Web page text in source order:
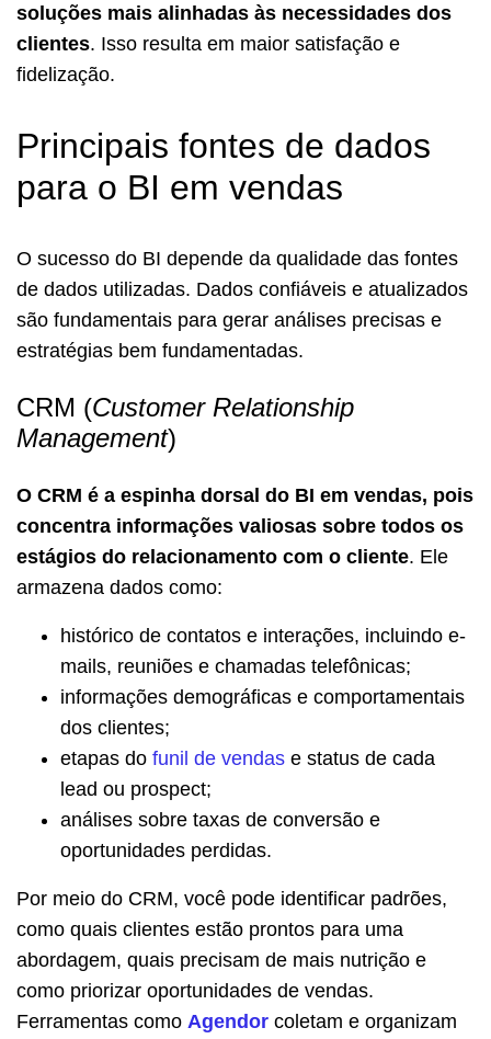
soluções mais alinhadas às necessidades dos
clientes. Isso resulta em maior satisfação e
fidelização.
Principais fontes de dados
para o BI em vendas
O sucesso do BI depende da qualidade das fontes
de dados utilizadas. Dados confiáveis e atualizados
são fundamentais para gerar análises precisas e
estratégias bem fundamentadas.
CRM (Customer Relationship
Management)
O CRM é a espinha dorsal do BI em vendas, pois
concentra informações valiosas sobre todos os
estágios do relacionamento com o cliente. Ele
armazena dados como:
histórico de contatos e interações, incluindo e-
mails, reuniões e chamadas telefônicas;
informações demográficas e comportamentais
dos clientes;
etapas do funil de vendas e status de cada
lead ou prospect;
análises sobre taxas de conversão e
oportunidades perdidas.
Por meio do CRM, você pode identificar padrões,
como quais clientes estão prontos para uma
abordagem, quais precisam de mais nutrição e
como priorizar oportunidades de vendas.
Ferramentas como Agendor coletam e organizam